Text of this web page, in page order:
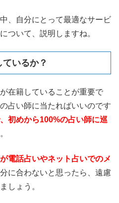
、自分にとって最適なサービ
ついて、説明しますね。
いるか？
在籍していることが重要で
占い師に当たればいいのです
初めから100%の占い師に巡
電話占いやネット占いでのメ
に合わないと思ったら、遠慮
しょう。